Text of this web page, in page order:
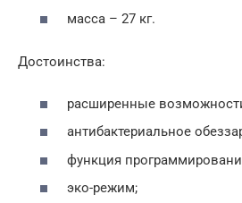
масса – 27 кг.
Достоинства:
расширенные
антибактериальное
функция
эко-режим;